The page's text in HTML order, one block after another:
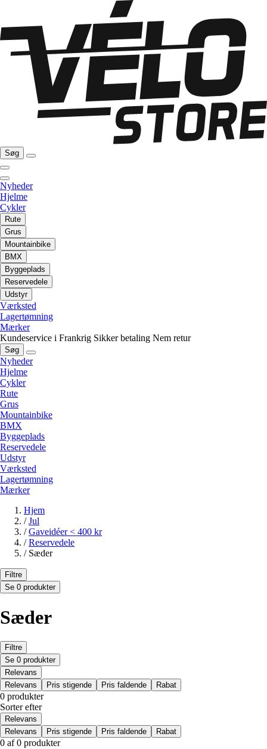
Søg
Nyheder
Hjelme
Cykler
Rute
Grus
Mountainbike
BMX
Byggeplads
Reservedele
Udstyr
Værksted
Lagertømning
Mærker
Kundeservice i Frankrig Sikker betaling Nem retur
Søg
Nyheder
Hjelme
Cykler
Rute
Grus
Mountainbike
BMX
Byggeplads
Reservedele
Udstyr
Værksted
Lagertømning
Mærker
Hjem
/ Jul
/ Gaveidéer < 400 kr
/ Reservedele
/ Sæder
Filtre
Se 0 produkter
Sæder
Filtre
Se 0 produkter
Relevans
Relevans
Pris stigende Pris faldende Rabat
0 produkter
Sorter efter
Relevans
Relevans
Pris stigende Pris faldende Rabat
0 af 0 produkter